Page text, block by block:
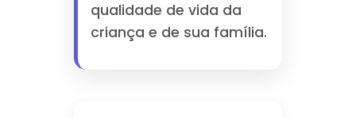
qualidade de vida da
criança e de sua família.